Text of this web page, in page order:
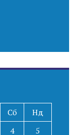
Сб
Нд
4 5